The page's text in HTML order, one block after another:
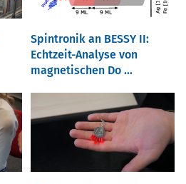
Spintronik an BESSY II:
Echtzeit-Analyse von
magnetischen Do ...